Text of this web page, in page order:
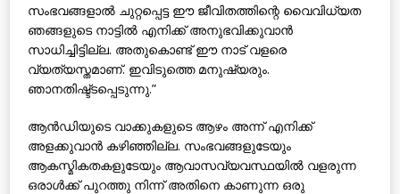
സംഭവങ്ങളാല്‍ ചുറ്റപ്പെട്ട ഈ ജീവിതത്തിന്റെ വൈവിധ്യത
ഞങ്ങളുടെ നാട്ടില്‍ എനിക്ക് അനുഭവിക്കുവാന്‍
സാധിച്ചിട്ടില്ല. അതുകൊണ്ട് ഈ നാട് വളരെ
വ്യത്യസ്തമാണ്. ഇവിടുത്തെ മനുഷ്യരും.
ഞാനതിഷ്ട്ടപ്പെടുന്നു.”
ആന്‍ഡിയുടെ വാക്കുകളുടെ ആഴം അന്ന് എനിക്ക്
അളക്കുവാന്‍ കഴിഞ്ഞില്ല. സംഭവങ്ങളുടേയും
ആകസ്മികതകളുടേയും ആവാസവ്യവസ്ഥയില്‍ വളരുന്ന
ഒരാള്‍ക്ക് പുറത്തു നിന്ന് അതിനെ കാണുന്ന ഒരു